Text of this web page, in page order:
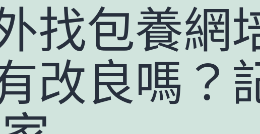
找包養網
改良嗎？